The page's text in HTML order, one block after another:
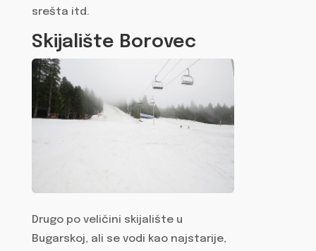
srešta itd.
Skijalište Borovec
Drugo po veličini skijalište u
Bugarskoj, ali se vodi kao najstarije,